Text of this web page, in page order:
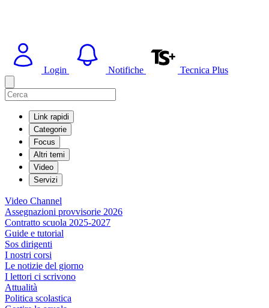
Login Notifiche Tecnica Plus
Link rapidi
Categorie
Focus
Altri temi
Video
Servizi
Video Channel
Assegnazioni provvisorie 2026
Contratto scuola 2025-2027
Guide e tutorial
Sos dirigenti
I nostri corsi
Le notizie del giorno
I lettori ci scrivono
Attualità
Politica scolastica